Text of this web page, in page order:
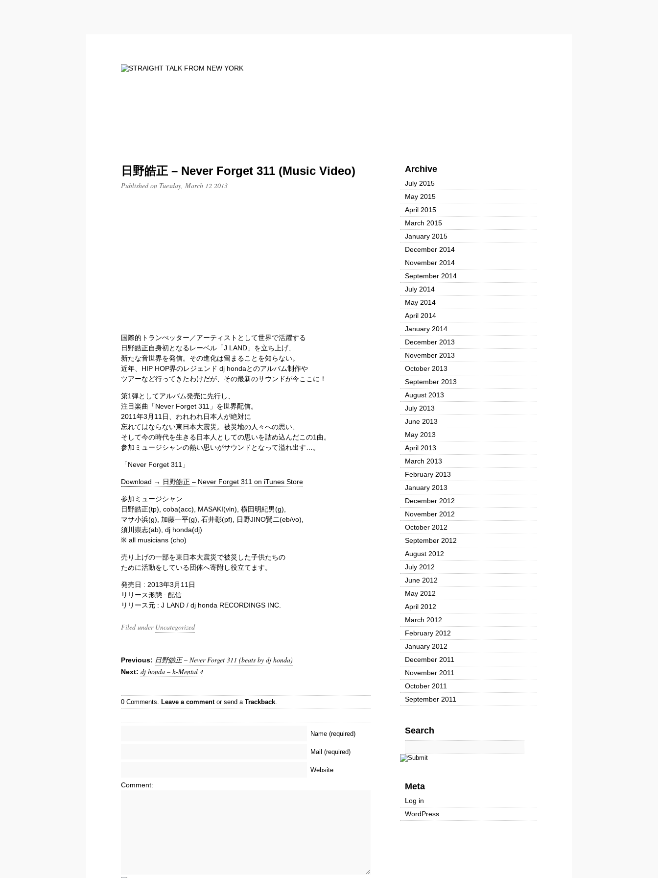
日野皓正 – Never Forget 311 (Music Video)
Published on Tuesday, March 12 2013
国際的トランぺッター／アーティストとして世界で活躍する
日野皓正自身初となるレーベル「J LAND」を立ち上げ、
新たな音世界を発信。その進化は留まることを知らない。
近年、HIP HOP界のレジェンド dj hondaとのアルバム制作や
ツアーなど行ってきたわけだが、その最新のサウンドが今ここに！
第1弾としてアルバム発売に先行し、
注目楽曲「Never Forget 311」を世界配信。
2011年3月11日、われわれ日本人が絶対に
忘れてはならない東日本大震災。被災地の人々への思い、
そして今の時代を生きる日本人としての思いを詰め込んだこの1曲。
参加ミュージシャンの熱い思いがサウンドとなって溢れ出す…。
「Never Forget 311」
Download → 日野皓正 – Never Forget 311 on iTunes Store
参加ミュージシャン
日野皓正(tp), coba(acc), MASAKI(vln), 横田明紀男(g),
マサ小浜(g), 加藤一平(g), 石井彰(pf), 日野JINO賢二(eb/vo),
須川崇志(ab), dj honda(dj)
※ all musicians (cho)
売り上げの一部を東日本大震災で被災した子供たちの
ために活動をしている団体へ寄附し役立てます。
発売日 : 2013年3月11日
リリース形態 : 配信
リリース元 : J LAND / dj honda RECORDINGS INC.
Filed under Uncategorized
Previous: 日野皓正 – Never Forget 311 (beats by dj honda)
Next: dj honda – h-Mental 4
0 Comments. Leave a commentor send a Trackback.
Name (required)
Mail (required)
Website
Comment:
Archive
July 2015
May 2015
April 2015
March 2015
January 2015
December 2014
November 2014
September 2014
July 2014
May 2014
April 2014
January 2014
December 2013
November 2013
October 2013
September 2013
August 2013
July 2013
June 2013
May 2013
April 2013
March 2013
February 2013
January 2013
December 2012
November 2012
October 2012
September 2012
August 2012
July 2012
June 2012
May 2012
April 2012
March 2012
February 2012
January 2012
December 2011
November 2011
October 2011
September 2011
Search
Meta
Log in
WordPress